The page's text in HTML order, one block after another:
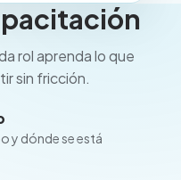
rol aprenda lo que
sin fricción.
y dónde se está